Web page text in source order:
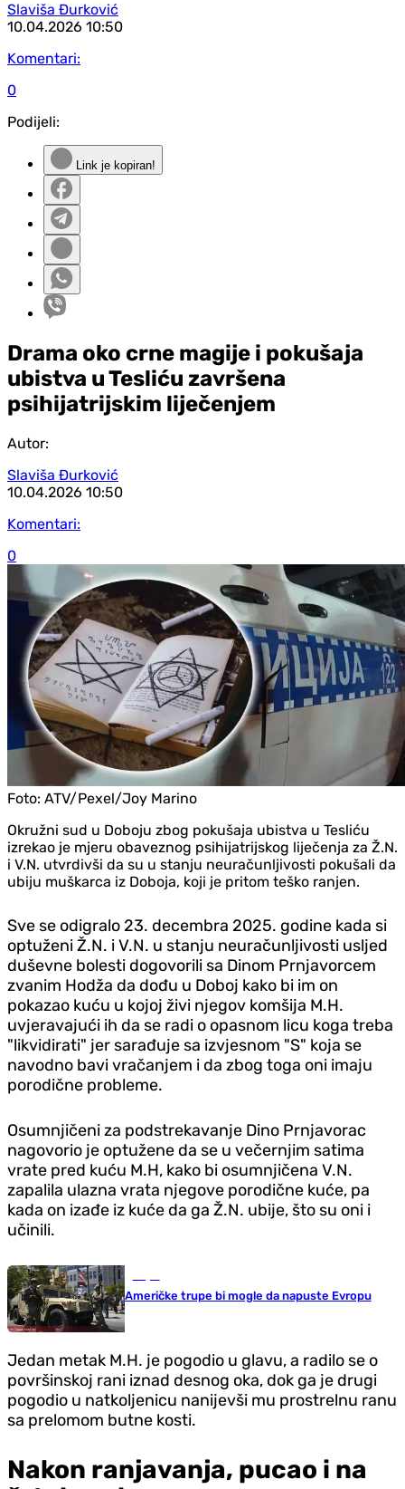
Slaviša Đurković
10.04.2026 10:50
Komentari:
0
Podijeli:
Link je kopiran!
Drama oko crne magije i pokušaja
ubistva u Tesliću završena
psihijatrijskim liječenjem
Autor:
Slaviša Đurković
10.04.2026 10:50
Komentari:
0
Foto: ATV/Pexel/Joy Marino
Okružni sud u Doboju zbog pokušaja ubistva u Tesliću
izrekao je mjeru obaveznog psihijatrijskog liječenja za Ž.N.
i V.N. utvrdivši da su u stanju neuračunljivosti pokušali da
ubiju muškarca iz Doboja, koji je pritom teško ranjen.
Sve se odigralo 23. decembra 2025. godine kada si
optuženi Ž.N. i V.N. u stanju neuračunljivosti usljed
duševne bolesti dogovorili sa Dinom Prnjavorcem
zvanim Hodža da dođu u Doboj kako bi im on
pokazao kuću u kojoj živi njegov komšija M.H.
uvjeravajući ih da se radi o opasnom licu koga treba
"likvidirati" jer sarađuje sa izvjesnom "S" koja se
navodno bavi vračanjem i da zbog toga oni imaju
porodične probleme.
Osumnjičeni za podstrekavanje Dino Prnjavorac
nagovorio je optužene da se u večernjim satima
vrate pred kuću M.H, kako bi osumnjičena V.N.
zapalila ulazna vrata njegove porodične kuće, pa
kada on izađe iz kuće da ga Ž.N. ubije, što su oni i
učinili.
Američke trupe bi mogle da napuste Evropu
Jedan metak M.H. je pogodio u glavu, a radilo se o
površinskoj rani iznad desnog oka, dok ga je drugi
pogodio u natkoljenicu nanijevši mu prostrelnu ranu
sa prelomom butne kosti.
Nakon ranjavanja, pucao i na